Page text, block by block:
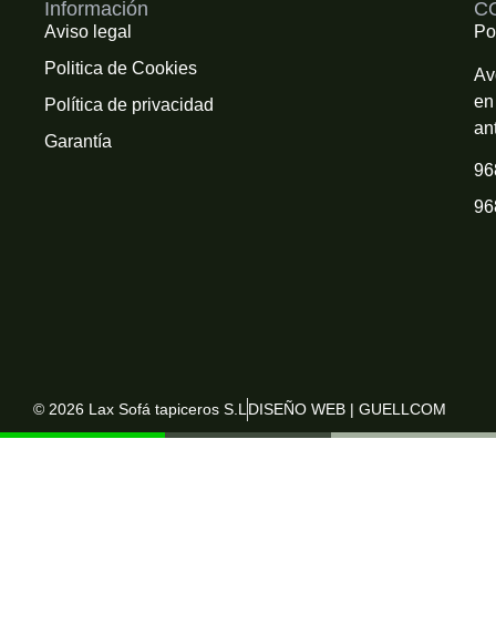
Información
Aviso legal
Politica de Cookies
Política de privacidad
Garantía
© 2026 Lax Sofá tapiceros S.LDISEÑO WEB | GUELLCOM